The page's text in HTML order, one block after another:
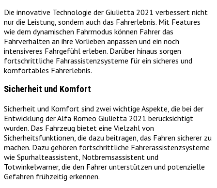
Die innovative Technologie der Giulietta 2021 verbessert nicht
nur die Leistung, sondern auch das Fahrerlebnis. Mit Features
wie dem dynamischen Fahrmodus können Fahrer das
Fahrverhalten an ihre Vorlieben anpassen und ein noch
intensiveres Fahrgefühl erleben. Darüber hinaus sorgen
fortschrittliche Fahrassistenzsysteme für ein sicheres und
komfortables Fahrerlebnis.
Sicherheit und Komfort
Sicherheit und Komfort sind zwei wichtige Aspekte, die bei der
Entwicklung der Alfa Romeo Giulietta 2021 berücksichtigt
wurden. Das Fahrzeug bietet eine Vielzahl von
Sicherheitsfunktionen, die dazu beitragen, das Fahren sicherer zu
machen. Dazu gehören fortschrittliche Fahrerassistenzsysteme
wie Spurhalteassistent, Notbremsassistent und
Totwinkelwarner, die den Fahrer unterstützen und potenzielle
Gefahren frühzeitig erkennen.